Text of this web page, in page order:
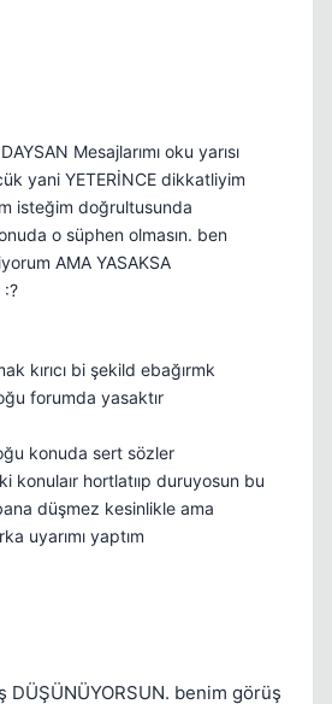
Mesajlarımı oku yarısı
yani YETERİNCE dikkatliyim
isteğim doğrultusunda
o süphen olmasın. ben
AMA YASAKSA
:?
kırıcı bi şekild ebağırmk
forumda yasaktır
konuda sert sözler
konulaır hortlatııp duruyosun bu
düşmez kesinlikle ama
uyarımı yaptım
DÜŞÜNÜYORSUN. benim görüş